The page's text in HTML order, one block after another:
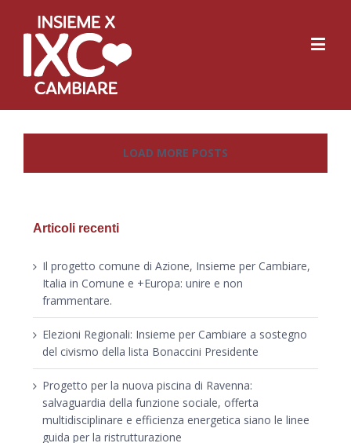
LOAD MORE POSTS
Articoli recenti
Il progetto comune di Azione, Insieme per Cambiare,
Italia in Comune e +Europa: unire e non
frammentare.
Elezioni Regionali: Insieme per Cambiare a sostegno
del civismo della lista Bonaccini Presidente
Progetto per la nuova piscina di Ravenna:
salvaguardia della funzione sociale, offerta
multidisciplinare e efficienza energetica siano le linee
guida per la ristrutturazione